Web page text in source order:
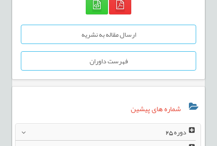
ارسال مقاله به نشریه
فهرست داوران
شماره های پیشین
دوره25